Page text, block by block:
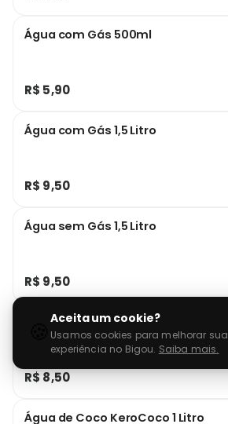
Água com Gás 500ml
R$ 5,90
Água com Gás 1,5 Litro
R$ 9,50
Água sem Gás 1,5 Litro
R$ 9,50
Água Tônica Antárctica 350ml
R$ 8,50
Água de Coco KeroCoco 1 Litro
🍪Aceita um cookie?
Usamos cookies para melhorar sua
experiência no Bigou. Saiba mais.